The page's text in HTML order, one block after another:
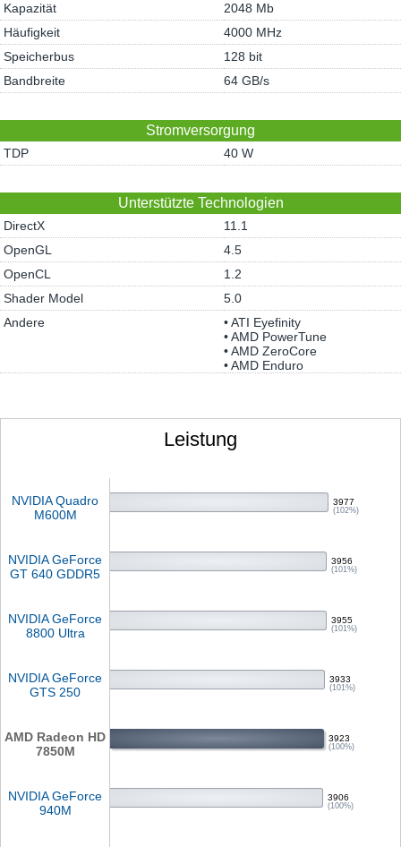
Kapazität
2048 Mb
Häufigkeit
4000 MHz
Speicherbus
128 bit
Bandbreite
64 GB/s
Stromversorgung
TDP 40 W
Unterstützte Technologien
DirectX
11.1
OpenGL
4.5
OpenCL
1.2
Shader Model
5.0
Andere
• ATI Eyefinity
• AMD PowerTune
• AMD ZeroCore
• AMD Enduro
Leistung
NVIDIA Quadro
M600M
3977
(102%)
NVIDIA GeForce
GT 640 GDDR5
3956
(101%)
NVIDIA GeForce
8800 Ultra
3955
(101%)
NVIDIA GeForce
GTS 250
3933
(101%)
AMD Radeon HD
7850M
3923
(100%)
NVIDIA GeForce
940M
3906
(100%)